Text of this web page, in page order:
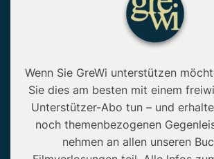
Wenn Sie GreWi unterstützen
Sie dies am besten mit einem
Unterstützer-Abo tun – und
noch themenbezogenen
nehmen an allen unseren